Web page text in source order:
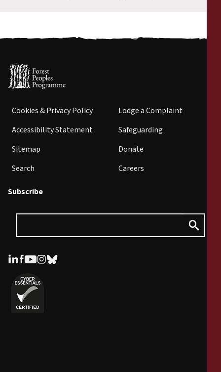
Cookies & Privacy Policy
Accessibility Statement
Sitemap
Search
Lodge a Complaint
Safeguarding
Donate
Careers
Subscribe